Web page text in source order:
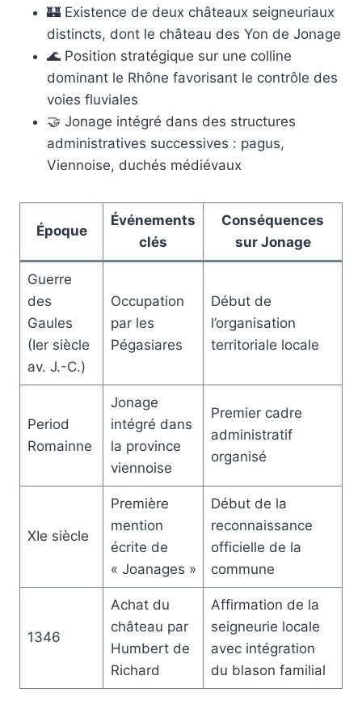
🏰 Existence de deux châteaux seigneuriaux
distincts, dont le château des Yon de Jonage
🌊 Position stratégique sur une colline
dominant le Rhône favorisant le contrôle des
voies fluviales
🤝 Jonage intégré dans des structures
administratives successives : pagus,
Viennoise, duchés médiévaux
Époque
Événements
clés
Conséquences
sur Jonage
Guerre
des
Gaules
(Ier siècle
av. J.-C.)
Occupation
par les
Pégasiares
Début de
l’organisation
territoriale locale
Period
Romainne
Jonage
intégré dans
la province
viennoise
Premier cadre
administratif
organisé
XIe siècle
Première
mention
écrite de
« Joanages »
Début de la
reconnaissance
officielle de la
commune
1346
Achat du
château par
Humbert de
Richard
Affirmation de la
seigneurie locale
avec intégration
du blason familial